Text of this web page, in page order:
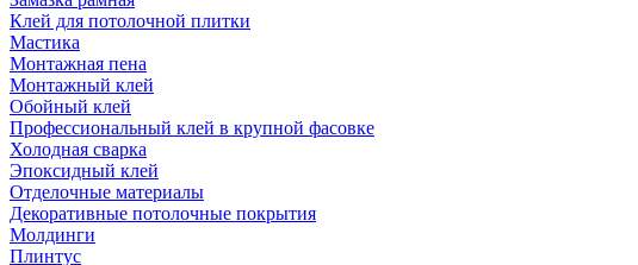
Клей для потолочной плитки
Мастика
Монтажная пена
Монтажный клей
Обойный клей
Профессиональный клей в крупной фасовке
Холодная сварка
Эпоксидный клей
Отделочные материалы
Декоративные потолочные покрытия
Молдинги
Плинтус